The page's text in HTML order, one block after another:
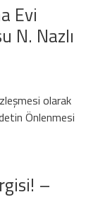
Evi
N. Nazlı
olarak
Önlenmesi
–